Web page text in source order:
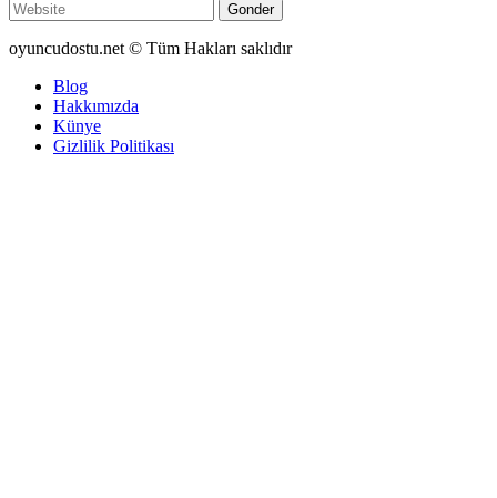
Gonder
oyuncudostu.net © Tüm Hakları saklıdır
Blog
Hakkımızda
Künye
Gizlilik Politikası